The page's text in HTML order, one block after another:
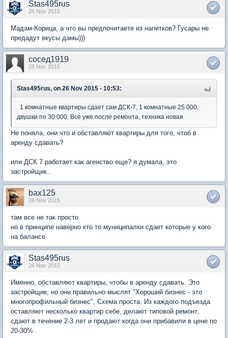
Stas495rus
26 Nov 2015
Мадам-Корица, а что вы предпочитаете из напитков? Гусары не
предадут вкусы дамы)))
сосед1919
26 Nov 2015
Stas495rus, on 26 Nov 2015 - 10:53:
1 комнатные квартиры сдает сам ДСК-7, 1 комнатные 25 000,
двушки по 30 000. Все уже после ремонта, техника новая
Не поняла, они что и обставляют квартиры для того, чтоб в
аренду сдавать?
или ДСК 7 работает как агенство еще? я думала, это
застройщик..
bax125
26 Nov 2015
там все не так просто
но в принципе наверно кто то муниципалки сдает которые у кого
на балансе
Stas495rus
26 Nov 2015
Именно, обставляют квартиры, чтобы в аренду сдавать. Это
застройщик, но они правильно мыслят "Хороший бизнес - это
многопрофильный бизнес", Схема проста. Из каждого подъезда
оставляют несколько квартир себе, делают типовой ремонт,
сдают в течение 2-3 лет и продают когда они прибавили в цене по
20-30%